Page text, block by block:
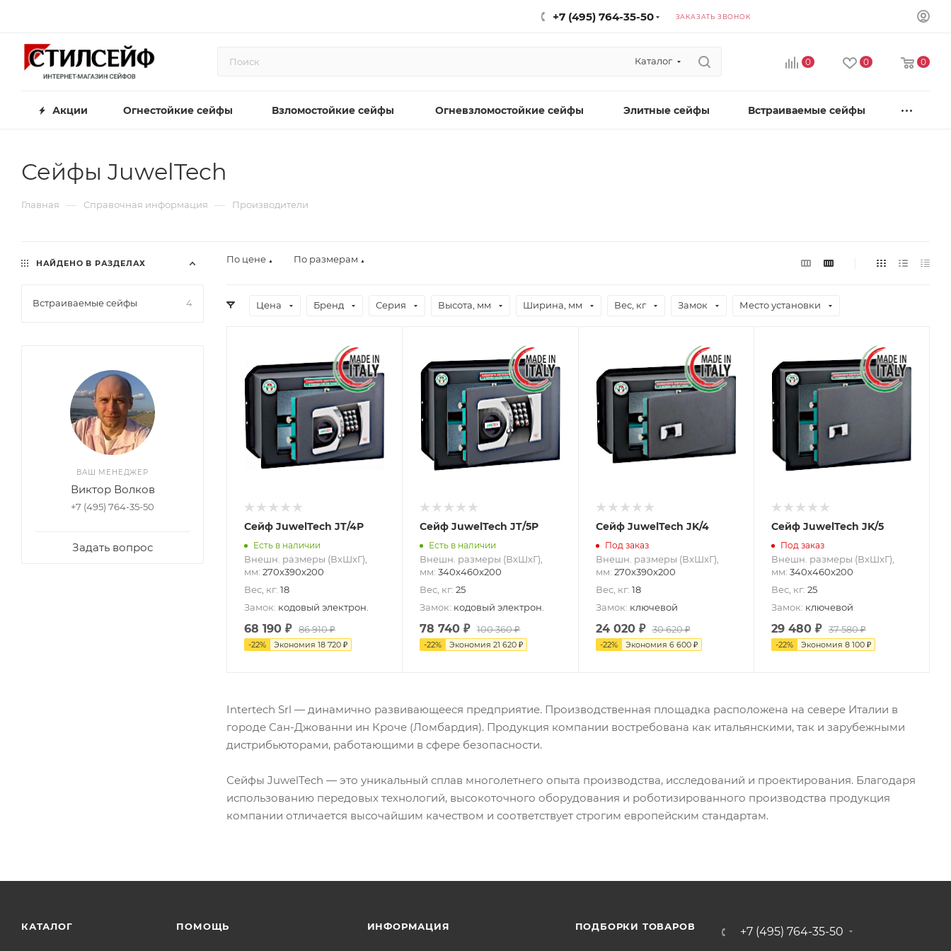
+7 (495) 764-35-50 ЗАКАЗАТЬ ЗВОНОК
Каталог 0 0 0
Акции Огнестойкие сейфы Взломостойкие сейфы Огневзломостойкие сейфы Элитные сейфы Встраиваемые сейфы
Сейфы JuwelTech
Главная — Справочная информация — Производители
По цене ▲ По размерам ▲
Цена Бренд Серия Высота, мм Ширина, мм Вес, кг Замок Место установки
Сейф JuwelTech JT/4P
Есть в наличии
Внешн. размеры (ВxШxГ),
мм: 270x390x200
Вес, кг: 18
Замок: кодовый электрон.
68 190 ₽ 86 910₽
-22% Экономия 18 720 ₽
Сейф JuwelTech JT/5P
Есть в наличии
Внешн. размеры (ВxШxГ),
мм:340x460x200
Вес, кг:25
Замок: кодовый электрон.
78 740 ₽ 100 360₽
-22% Экономия21 620 ₽
Сейф JuwelTech JK/4
Под заказ
Внешн. размеры (ВxШxГ),
мм: 270x390x200
Вес, кг: 18
Замок: ключевой
24 020₽ 30 620₽
-22% Экономия 6 600₽
Сейф JuwelTech JK/5
Под заказ
Внешн. размеры (ВxШxГ),
мм: 340x460x200
Вес, кг: 25
Замок: ключевой
29 480₽ 37 580₽
-22% Экономия 8 100₽
Intertech Srl — динамично развивающееся предприятие. Производственная площадка расположена на севере Италии в
городе Сан-Джованни ин Кроче (Ломбардия). Продукция компании востребована как итальянскими, так и зарубежными
дистрибьюторами, работающими в сфере безопасности.
Сейфы JuwelTech — это уникальный сплав многолетнего опыта производства, исследований и проектирования. Благодаря
использованию передовых технологий, высокоточного оборудования и роботизированного производства продукция
компании отличается высочайшим качеством и соответствует строгим европейским стандартам.
НАЙДЕНО В РАЗДЕЛАХ
Встраиваемые сейфы 4
ВАШ МЕНЕДЖЕР
Виктор Волков
+7 (495) 764-35-50
Задать вопрос
КАТАЛОГ ПОМОЩЬ ИНФОРМАЦИЯ ПОДБОРКИ ТОВАРОВ +7 (495) 764-35-50